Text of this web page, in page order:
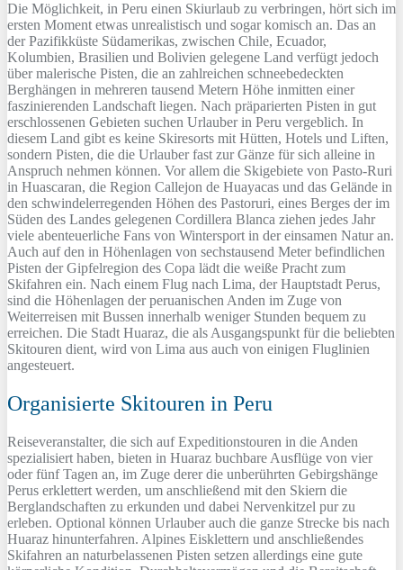
Die Möglichkeit, in Peru einen Skiurlaub zu verbringen, hört sich im
ersten Moment etwas unrealistisch und sogar komisch an. Das an
der Pazifikküste Südamerikas, zwischen Chile, Ecuador,
Kolumbien, Brasilien und Bolivien gelegene Land verfügt jedoch
über malerische Pisten, die an zahlreichen schneebedeckten
Berghängen in mehreren tausend Metern Höhe inmitten einer
faszinierenden Landschaft liegen. Nach präparierten Pisten in gut
erschlossenen Gebieten suchen Urlauber in Peru vergeblich. In
diesem Land gibt es keine Skiresorts mit Hütten, Hotels und Liften,
sondern Pisten, die die Urlauber fast zur Gänze für sich alleine in
Anspruch nehmen können. Vor allem die Skigebiete von Pasto-Ruri
in Huascaran, die Region Callejon de Huayacas und das Gelände in
den schwindelerregenden Höhen des Pastoruri, eines Berges der im
Süden des Landes gelegenen Cordillera Blanca ziehen jedes Jahr
viele abenteuerliche Fans von Wintersport in der einsamen Natur an.
Auch auf den in Höhenlagen von sechstausend Meter befindlichen
Pisten der Gipfelregion des Copa lädt die weiße Pracht zum
Skifahren ein. Nach einem Flug nach Lima, der Hauptstadt Perus,
sind die Höhenlagen der peruanischen Anden im Zuge von
Weiterreisen mit Bussen innerhalb weniger Stunden bequem zu
erreichen. Die Stadt Huaraz, die als Ausgangspunkt für die beliebten
Skitouren dient, wird von Lima aus auch von einigen Fluglinien
angesteuert.
Organisierte Skitouren in Peru
Reiseveranstalter, die sich auf Expeditionstouren in die Anden
spezialisiert haben, bieten in Huaraz buchbare Ausflüge von vier
oder fünf Tagen an, im Zuge derer die unberührten Gebirgshänge
Perus erklettert werden, um anschließend mit den Skiern die
Berglandschaften zu erkunden und dabei Nervenkitzel pur zu
erleben. Optional können Urlauber auch die ganze Strecke bis nach
Huaraz hinunterfahren. Alpines Eisklettern und anschließendes
Skifahren an naturbelassenen Pisten setzen allerdings eine gute